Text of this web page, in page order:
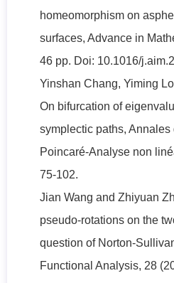
homeomorphism on
surfaces, Advance in
46 pp. Doi: 10.1016/
Yinshan Chang, Yiming
On bifurcation of
symplectic paths, Annales
Poincaré-Analyse non
75-102.
Jian Wang and Zhiyuan
pseudo-rotations on the
question of Norton-
Functional Analysis, 28